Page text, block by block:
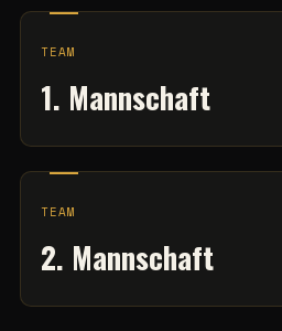
TEAM
1. Mannschaft
TEAM
2. Mannschaft